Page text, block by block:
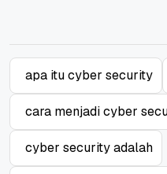
apa itu cyber security
cara menjadi cyber
cyber security adalah